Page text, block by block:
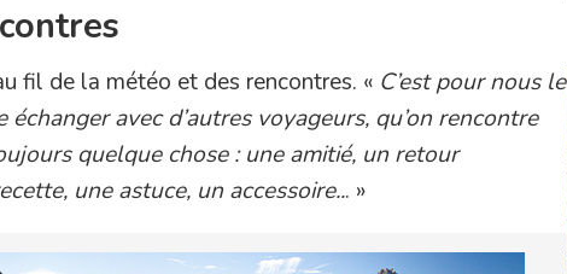
fil de la météo et des rencontres. « C’est pour nous le
échanger avec d’autres voyageurs, qu’on rencontre
quelque chose : une amitié, un retour
une astuce, un accessoire... »